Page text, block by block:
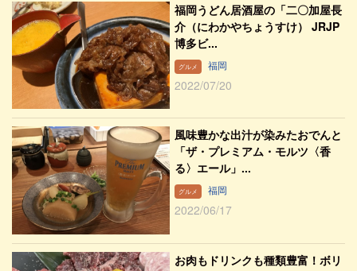
福岡うどん居酒屋の「二〇加屋長
介（にわかやちょうすけ） JRJP
博多ビ...
グルメ 福岡
2022/07/20
風味豊かな出汁が染みたおでんと
「ザ・プレミアム・モルツ〈香
る〉エール」...
グルメ 福岡
2022/06/17
お肉もドリンクも種類豊富！ボリ